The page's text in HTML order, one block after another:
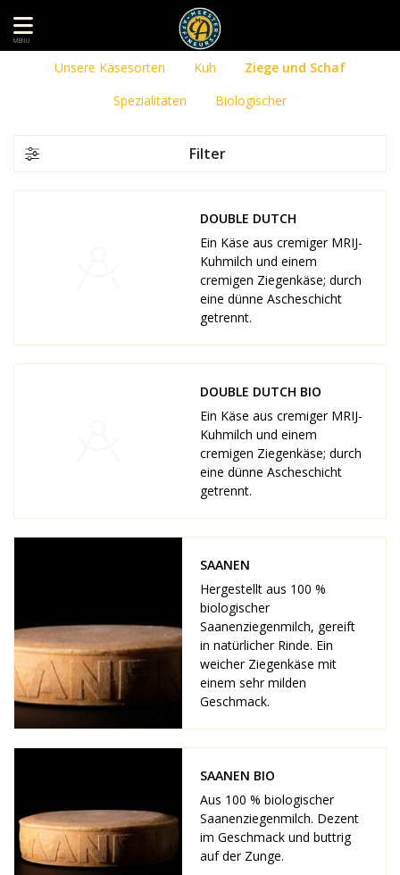
MENU
Unsere Käsesorten Kuh
Ziege und Schaf
Spezialitäten
Biologischer
Filter
DOUBLE DUTCH
Ein Käse aus cremiger MRIJ-
Kuhmilch und einem
cremigen Ziegenkäse; durch
eine dünne Ascheschicht
getrennt.
DOUBLE DUTCH BIO
Ein Käse aus cremiger MRIJ-
Kuhmilch und einem
cremigen Ziegenkäse; durch
eine dünne Ascheschicht
getrennt.
SAANEN
Hergestellt aus 100 %
biologischer
Saanenziegenmilch, gereift
in natürlicher Rinde. Ein
weicher Ziegenkäse mit
einem sehr milden
Geschmack.
SAANEN BIO
Aus 100 % biologischer
Saanenziegenmilch. Dezent
im Geschmack und buttrig
auf der Zunge.